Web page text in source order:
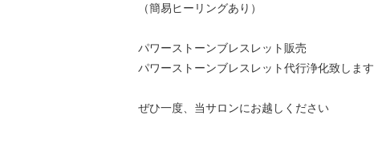
（簡易ヒーリングあり）
パワーストーンブレスレット販売
パワーストーンブレスレット代行浄化致します
ぜひ一度、当サロンにお越しください